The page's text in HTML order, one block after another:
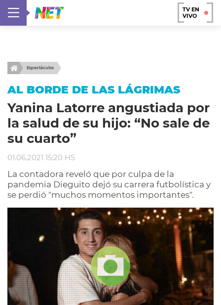
TV EN
VIVO
Espectáculos
AL BORDE DE LAS LÁGRIMAS
Yanina Latorre angustiada por
la salud de su hijo: “No sale de
su cuarto”
01.06.2021 15:20 HS
La contadora reveló que por culpa de la
pandemia Dieguito dejó su carrera futbolística y
se perdió "muchos momentos importantes".